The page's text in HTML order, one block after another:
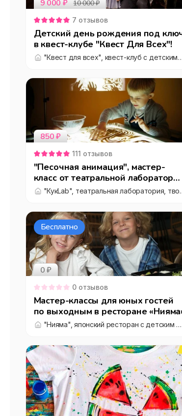
9 000 ₽ 10 000₽
7 отзывов
Детский день рождения под
в квест-клубе "Квест Для Всех"!
"Квест для всех", квест-клуб с детскими праздниками "под ключ"
850₽
111 отзывов
"Песочная анимация", мастер-
класс от театральной лаборатории
"КукLab"
"КукLab", театральная
Бесплатно
0 ₽
0 отзывов
Мастер-классы для юных гостей
по выходным в ресторане
"Нияма", японский ресторан с детским меню в Люберцах